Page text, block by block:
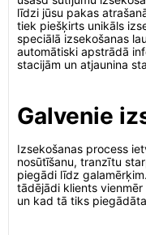
līdzi jūsu pakas
tiek piešķirts unikāls
speciālā izsekošanas
automātiski apstrādā
stacijām un atjaunina
Galvenie
Izsekošanas process
nosūtīšanu, tranzītu
piegādi līdz
tādējādi klients
un kad tā tiks